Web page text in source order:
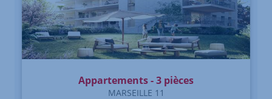
Appartements - 3 pièces
MARSEILLE 11